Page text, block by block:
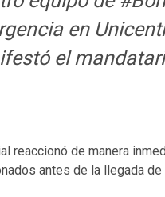
en
el
reaccionó de manera
antes de la llegada